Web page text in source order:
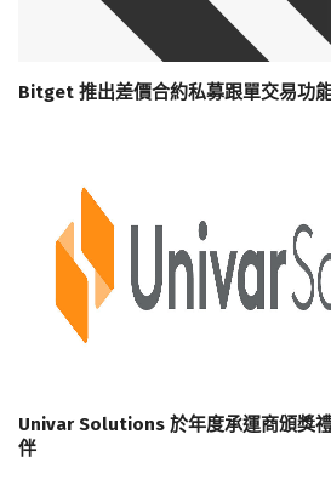
Bitget 推出差價合約私募跟單交易功
Univar Solutions 於年度承運商頒獎
伴